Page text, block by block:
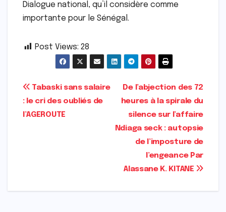
Dialogue national, qu’il considère comme
importante pour le Sénégal.
Post Views: 28
Navigation
de
De l’abjection des 72
heures à la spirale du
silence sur l’affaire
Ndiaga seck : autopsie
de l’imposture de
l’engeance Par
Alassane K. KITANE
Tabaski sans salaire
: le cri des oubliés de
l’AGEROUTE